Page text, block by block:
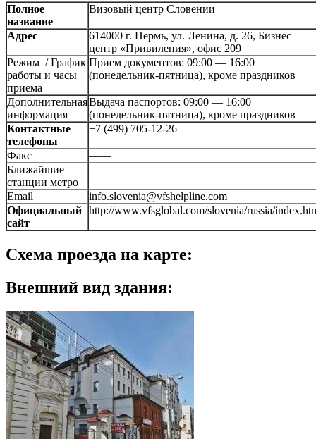
Полное
название
Визовый центр Словении
Адрес
614000 г. Пермь, ул. Ленина, д. 26, Бизнес–
центр «Привиления», офис 209
Режим / График
работы и часы
приема
Прием документов: 09:00 — 16:00
(понедельник-пятница), кроме праздников
Дополнительная
информация
Выдача паспортов: 09:00 — 16:00
(понедельник-пятница), кроме праздников
Контактные
телефоны
+7 (499) 705-12-26
Факс
——
Ближайшие
станции метро
——
Email
info.slovenia@vfshelpline.com
Официальный
сайт
http://www.vfsglobal.com/slovenia/russia/
Схема проезда на карте:
Внешний вид здания: